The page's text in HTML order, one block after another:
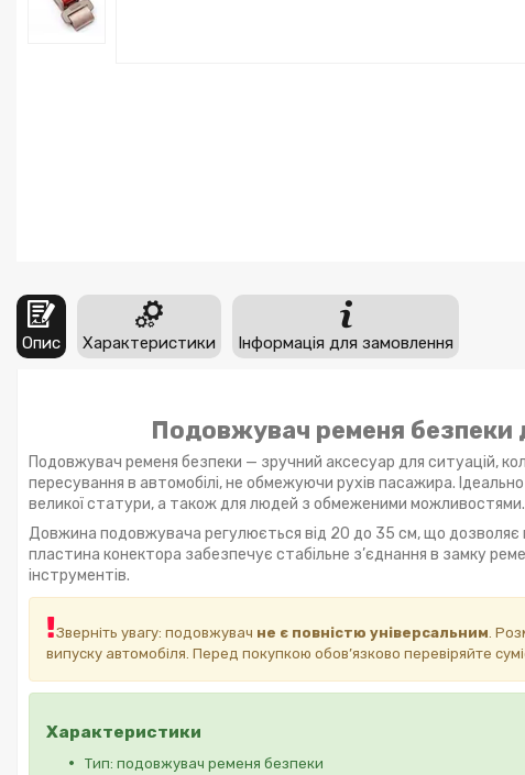
Опис Характеристики Інформація для замовлення
Подовжувач ременя безпеки
Подовжувач ременя безпеки — зручний аксесуар для ситуацій,
пересування в автомобілі, не обмежуючи рухів пасажира.
великої статури, а також для людей з обмеженими можливостями.
Довжина подовжувача регулюється від 20 до 35 см, що дозволяє
пластина конектора забезпечує стабільне з’єднання в замку
інструментів.
Зверніть увагу: подовжувач не є повністю універсальним .
випуску автомобіля. Перед покупкою обов’язково перевіряйте
Характеристики
Тип: подовжувач ременя безпеки